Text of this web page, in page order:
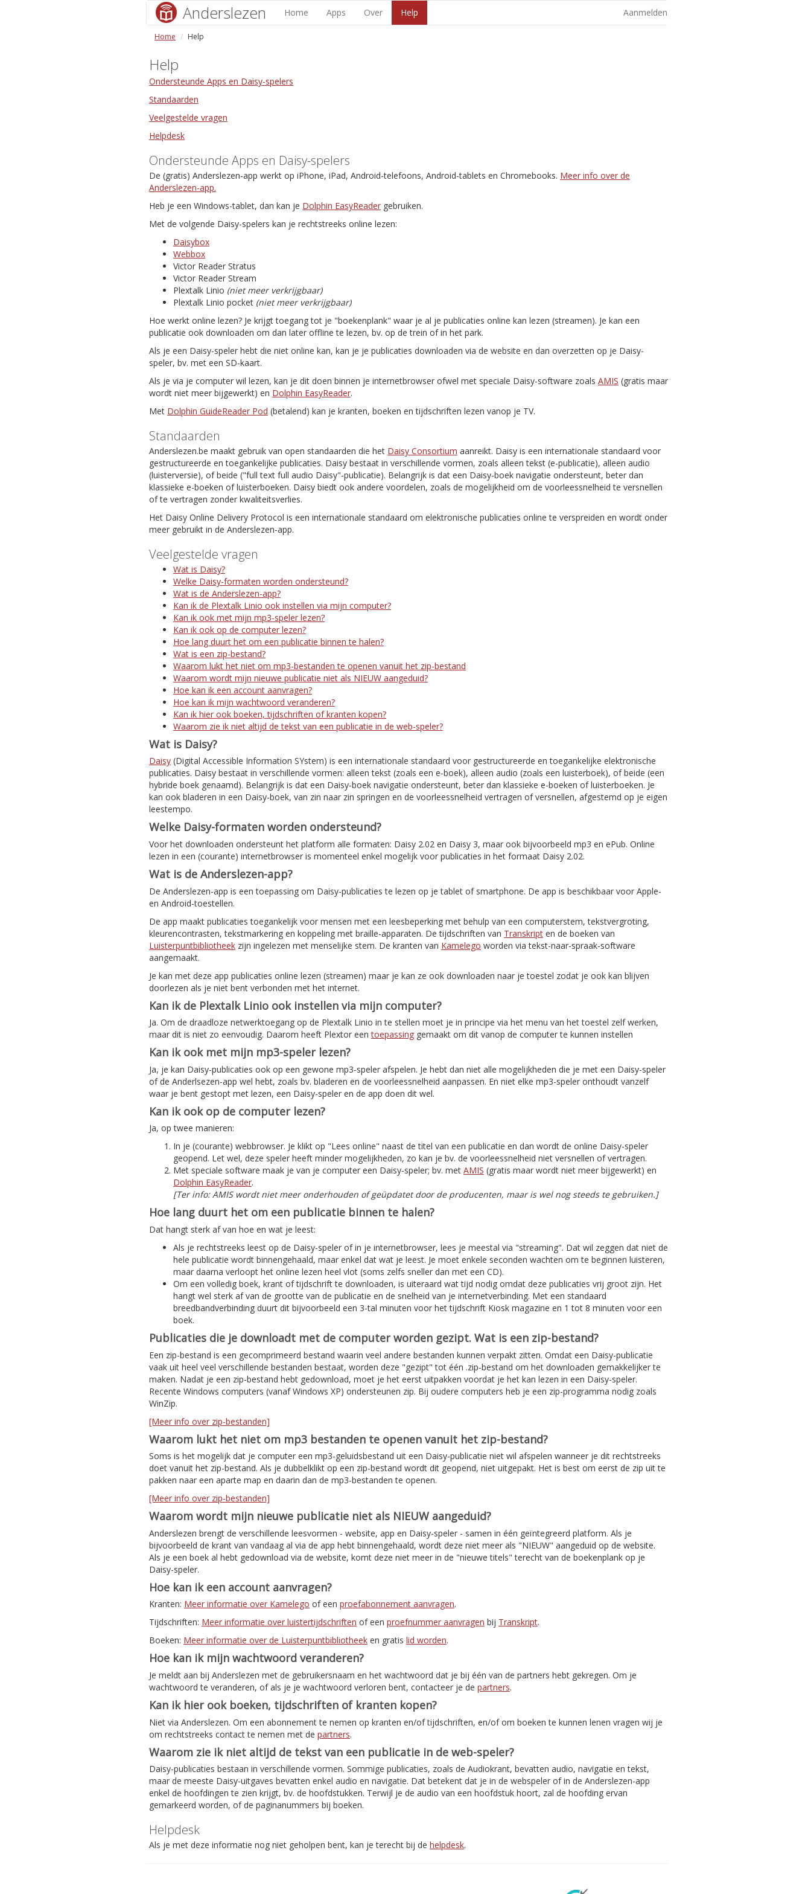
Anderslezen Home Apps Over Help Aanmelden
Home Help
Help
Ondersteunde Apps en Daisy-spelers
Standaarden
Veelgestelde vragen
Helpdesk
Ondersteunde Apps en Daisy-spelers
De (gratis) Anderslezen-app werkt op iPhone, iPad, Android-telefoons, Android-tablets en Chromebooks. Meer info over de
Anderslezen-app.
Heb je een Windows-tablet, dan kan je Dolphin EasyReader gebruiken.
Met de volgende Daisy-spelers kan je rechtstreeks online lezen:
Daisybox
Webbox
Victor Reader Stratus
Victor Reader Stream
Plextalk Linio (niet meer verkrijgbaar)
Plextalk Linio pocket (niet meer verkrijgbaar)
Hoe werkt online lezen? Je krijgt toegang tot je "boekenplank" waar je al je publicaties online kan lezen (streamen). Je kan een
publicatie ook downloaden om dan later offline te lezen, bv. op de trein of in het park.
Als je een Daisy-speler hebt die niet online kan, kan je je publicaties downloaden via de website en dan overzetten op je Daisy-
speler, bv. met een SD-kaart.
Als je via je computer wil lezen, kan je dit doen binnen je internetbrowser ofwel met speciale Daisy-software zoals AMIS (gratis maar
wordt niet meer bijgewerkt) en Dolphin EasyReader.
Met Dolphin GuideReader Pod (betalend) kan je kranten, boeken en tijdschriften lezen vanop je TV.
Standaarden
Anderslezen.be maakt gebruik van open standaarden die het Daisy Consortium aanreikt. Daisy is een internationale standaard voor
gestructureerde en toegankelijke publicaties. Daisy bestaat in verschillende vormen, zoals alleen tekst (e-publicatie), alleen audio
(luisterversie), of beide ("full text full audio Daisy"-publicatie). Belangrijk is dat een Daisy-boek navigatie ondersteunt, beter dan
klassieke e-boeken of luisterboeken. Daisy biedt ook andere voordelen, zoals de mogelijkheid om de voorleessnelheid te versnellen
of te vertragen zonder kwaliteitsverlies.
Het Daisy Online Delivery Protocol is een internationale standaard om elektronische publicaties online te verspreiden en wordt onder
meer gebruikt in de Anderslezen-app.
Veelgestelde vragen
Wat is Daisy?
Welke Daisy-formaten worden ondersteund?
Wat is de Anderslezen-app?
Kan ik de Plextalk Linio ook instellen via mijn computer?
Kan ik ook met mijn mp3-speler lezen?
Kan ik ook op de computer lezen?
Hoe lang duurt het om een publicatie binnen te halen?
Wat is een zip-bestand?
Waarom lukt het niet om mp3-bestanden te openen vanuit het zip-bestand
Waarom wordt mijn nieuwe publicatie niet als NIEUW aangeduid?
Hoe kan ik een account aanvragen?
Hoe kan ik mijn wachtwoord veranderen?
Kan ik hier ook boeken, tijdschriften of kranten kopen?
Waarom zie ik niet altijd de tekst van een publicatie in de web-speler?
Wat is Daisy?
Daisy (Digital Accessible Information SYstem) is een internationale standaard voor gestructureerde en toegankelijke elektronische
publicaties. Daisy bestaat in verschillende vormen: alleen tekst (zoals een e-boek), alleen audio (zoals een luisterboek), of beide (een
hybride boek genaamd). Belangrijk is dat een Daisy-boek navigatie ondersteunt, beter dan klassieke e-boeken of luisterboeken. Je
kan ook bladeren in een Daisy-boek, van zin naar zin springen en de voorleessnelheid vertragen of versnellen, afgestemd op je eigen
leestempo.
Welke Daisy-formaten worden ondersteund?
Voor het downloaden ondersteunt het platform alle formaten: Daisy 2.02 en Daisy 3, maar ook bijvoorbeeld mp3 en ePub. Online
lezen in een (courante) internetbrowser is momenteel enkel mogelijk voor publicaties in het formaat Daisy 2.02.
Wat is de Anderslezen-app?
De Anderslezen-app is een toepassing om Daisy-publicaties te lezen op je tablet of smartphone. De app is beschikbaar voor Apple-
en Android-toestellen.
De app maakt publicaties toegankelijk voor mensen met een leesbeperking met behulp van een computerstem, tekstvergroting,
kleurencontrasten, tekstmarkering en koppeling met braille-apparaten. De tijdschriften van Transkript en de boeken van
Luisterpuntbibliotheek zijn ingelezen met menselijke stem. De kranten van Kamelego worden via tekst-naar-spraak-software
aangemaakt.
Je kan met deze app publicaties online lezen (streamen) maar je kan ze ook downloaden naar je toestel zodat je ook kan blijven
doorlezen als je niet bent verbonden met het internet.
Kan ik de Plextalk Linio ook instellen via mijn computer?
Ja. Om de draadloze netwerktoegang op de Plextalk Linio in te stellen moet je in principe via het menu van het toestel zelf werken,
maar dit is niet zo eenvoudig. Daarom heeft Plextor eentoepassing gemaakt om dit vanop de computer te kunnen instellen
Kan ik ook met mijn mp3-speler lezen?
Ja, je kan Daisy-publicaties ook op een gewone mp3-speler afspelen. Je hebt dan niet alle mogelijkheden die je met een Daisy-speler
of de Anderlsezen-app wel hebt, zoals bv. bladeren en de voorleessnelheid aanpassen. En niet elke mp3-speler onthoudt vanzelf
waar je bent gestopt met lezen, een Daisy-speler en de app doen dit wel.
Kan ik ook op de computer lezen?
Ja, op twee manieren:
In je (courante) webbrowser. Je klikt op "Lees online" naast de titel van een publicatie en dan wordt de online Daisy-speler
geopend. Let wel, deze speler heeft minder mogelijkheden, zo kan je bv. de voorleessnelheid niet versnellen of vertragen.
Met speciale software maak je van je computer een Daisy-speler; bv. met AMIS (gratis maar wordt niet meer bijgewerkt) en
Dolphin EasyReader.
[Ter info: AMIS wordt niet meer onderhouden of geüpdatet door de producenten, maar is wel nog steeds te gebruiken.]
Hoe lang duurt het om een publicatie binnen te halen?
Dat hangt sterk af van hoe en wat je leest:
Als je rechtstreeks leest op de Daisy-speler of in je internetbrowser, lees je meestal via "streaming". Dat wil zeggen dat niet de
hele publicatie wordt binnengehaald, maar enkel dat wat je leest. Je moet enkele seconden wachten om te beginnen luisteren,
maar daarna verloopt het online lezen heel vlot (soms zelfs sneller dan met een CD).
Om een volledig boek, krant of tijdschrift te downloaden, is uiteraard wat tijd nodig omdat deze publicaties vrij groot zijn. Het
hangt wel sterk af van de grootte van de publicatie en de snelheid van je internetverbinding. Met een standaard
breedbandverbinding duurt dit bijvoorbeeld een 3-tal minuten voor het tijdschrift Kiosk magazine en 1 tot 8 minuten voor een
boek.
Publicaties die je downloadt met de computer worden gezipt. Wat is een zip-bestand?
Een zip-bestand is een gecomprimeerd bestand waarin veel andere bestanden kunnen verpakt zitten. Omdat een Daisy-publicatie
vaak uit heel veel verschillende bestanden bestaat, worden deze "gezipt" tot één .zip-bestand om het downloaden gemakkelijker te
maken. Nadat je een zip-bestand hebt gedownload, moet je het eerst uitpakken voordat je het kan lezen in een Daisy-speler.
Recente Windows computers (vanaf Windows XP) ondersteunen zip. Bij oudere computers heb je een zip-programma nodig zoals
WinZip.
[Meer info over zip-bestanden]
Waarom lukt het niet om mp3 bestanden te openen vanuit het zip-bestand?
Soms is het mogelijk dat je computer een mp3-geluidsbestand uit een Daisy-publicatie niet wil afspelen wanneer je dit rechtstreeks
doet vanuit het zip-bestand. Als je dubbelklikt op een zip-bestand wordt dit geopend, niet uitgepakt. Het is best om eerst de zip uit te
pakken naar een aparte map en daarin dan de mp3-bestanden te openen.
[Meer info over zip-bestanden]
Waarom wordt mijn nieuwe publicatie niet als NIEUW aangeduid?
Anderslezen brengt de verschillende leesvormen - website, app en Daisy-speler - samen in één geïntegreerd platform. Als je
bijvoorbeeld de krant van vandaag al via de app hebt binnengehaald, wordt deze niet meer als "NIEUW" aangeduid op de website.
Als je een boek al hebt gedownload via de website, komt deze niet meer in de "nieuwe titels" terecht van de boekenplank op je
Daisy-speler.
Hoe kan ik een account aanvragen?
Kranten: Meer informatie over Kamelego of een proefabonnement aanvragen.
Tijdschriften: Meer informatie over luistertijdschriften of een proefnummer aanvragen bij Transkript.
Boeken: Meer informatie over de Luisterpuntbibliotheek en gratis lid worden.
Hoe kan ik mijn wachtwoord veranderen?
Je meldt aan bij Anderslezen met de gebruikersnaam en het wachtwoord dat je bij één van de partners hebt gekregen. Om je
wachtwoord te veranderen, of als je je wachtwoord verloren bent, contacteer je de partners.
Kan ik hier ook boeken, tijdschriften of kranten kopen?
Niet via Anderslezen. Om een abonnement te nemen op kranten en/of tijdschriften, en/of om boeken te kunnen lenen vragen wij je
om rechtstreeks contact te nemen met de partners.
Waarom zie ik niet altijd de tekst van een publicatie in de web-speler?
Daisy-publicaties bestaan in verschillende vormen. Sommige publicaties, zoals de Audiokrant, bevatten audio, navigatie en tekst,
maar de meeste Daisy-uitgaves bevatten enkel audio en navigatie. Dat betekent dat je in de webspeler of in de Anderslezen-app
enkel de hoofdingen te zien krijgt, bv. de hoofdstukken. Terwijl je de audio van een hoofdstuk hoort, zal de hoofding ervan
gemarkeerd worden, of de paginanummers bij boeken.
Helpdesk
Als je met deze informatie nog niet geholpen bent, kan je terecht bij de helpdesk.